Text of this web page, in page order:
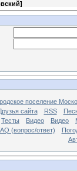
]
поселение
сайта RSS
Тесты Видео Видео
(вопрос/ответ)